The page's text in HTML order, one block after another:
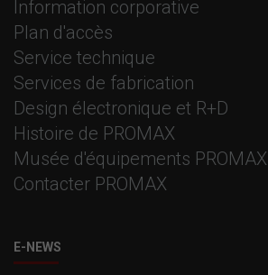
Information corporative
Plan d'accès
Service technique
Services de fabrication
Design électronique et R+D
Histoire de PROMAX
Musée d'équipements PROMAX
Contacter PROMAX
E-NEWS